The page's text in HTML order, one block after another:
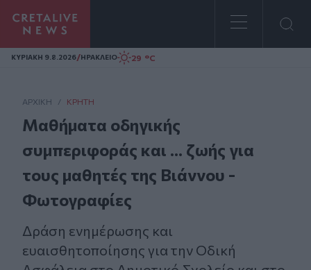
Homepage
ΚΥΡΙΑΚΗ 9.8.2026/ΗΡΑΚΛΕΙΟ 29 °C
ΑΡΧΙΚΗ / ΚΡΉΤΗ
Μαθήματα οδηγικής
συμπεριφοράς και ... ζωής για
τους μαθητές της Βιάννου -
Φωτογραφίες
Δράση ενημέρωσης και
ευαισθητοποίησης για την Οδική